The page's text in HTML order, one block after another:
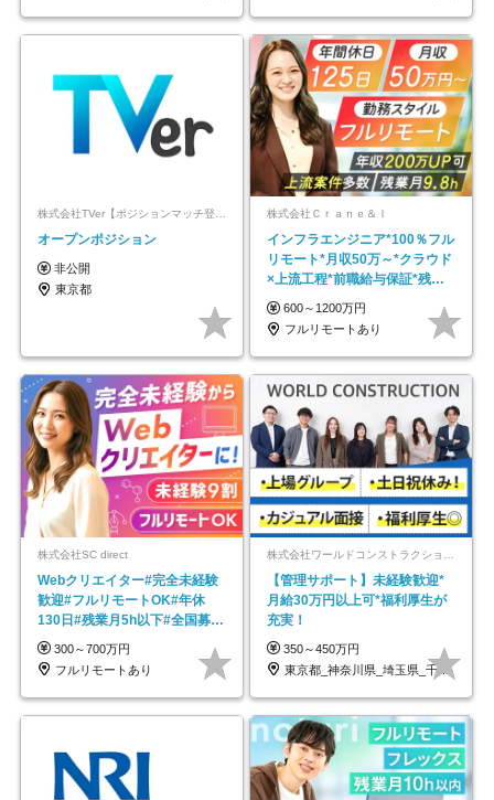
株式会社TVer【ポジションマッチ登録】
オープンポジション
非公開
東京都
株式会社Ｃｒａｎｅ＆Ｉ
インフラエンジニア*100％フル
リモート*月収50万～*クラウド
×上流工程*前職給与保証*残業
月9.8h
600～1200万円
フルリモートあり
株式会社SC direct
Webクリエイター#完全未経験
歓迎#フルリモートOK#年休
130日#残業月5h以下#全国募集
#最大1年の研修
300～700万円
フルリモートあり
【管理サポート】未経験歓迎*
月給30万円以上可*福利厚生が
充実！
350～450万円
東京都_神奈川県_埼玉県_千葉県_大阪府…